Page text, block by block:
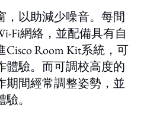
，以助減少噪音。每間
Fi網絡，並配備具有自
Room Kit系統，可
體驗。而可調校高度的
期間經常調整姿勢，並
。